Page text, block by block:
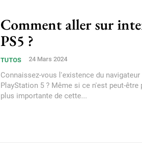
Comment aller sur
PS5 ?
TUTOS 24 Mars 2024
Connaissez-vous l'existence du
PlayStation 5 ? Même si ce n'est peut-
plus importante de cette...